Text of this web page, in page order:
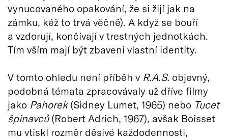
vynucovaného opakování, že si žijí jak na
zámku, kéž to trvá věčně). A když se bouří
a vzdorují, končívají v trestných jednotkách.
Tím vším mají být zbaveni vlastní identity.
V tomto ohledu není příběh v R.A.S. objevný,
podobná témata zpracovávaly už dříve filmy
jako Pahorek(Sidney Lumet, 1965) nebo Tucet
špinavců(Robert Adrich, 1967), avšak Boisset
mu vtiskl rozměr děsivé každodennosti,